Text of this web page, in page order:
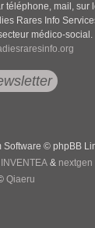
téléphone, mail, sur
Rares Info
médico-social.
Software © phpBB
INVENTEA & nextgen
Qiaeru